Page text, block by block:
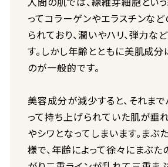
ってコラーゲンやエラスチンな
られており、潤いやハリ、弾力な
す。しかし年齢とともに美肌成分
のが一般的です。
美容成分が減少すると、それま
って持ち上げられていた肌が垂
やシワとなってしまいます。まぶ
様で、年齢によって徐々にまぶ